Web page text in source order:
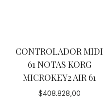
CONTROLADOR MIDI
61 NOTAS KORG
MICROKEY2 AIR 61
$408.828,00